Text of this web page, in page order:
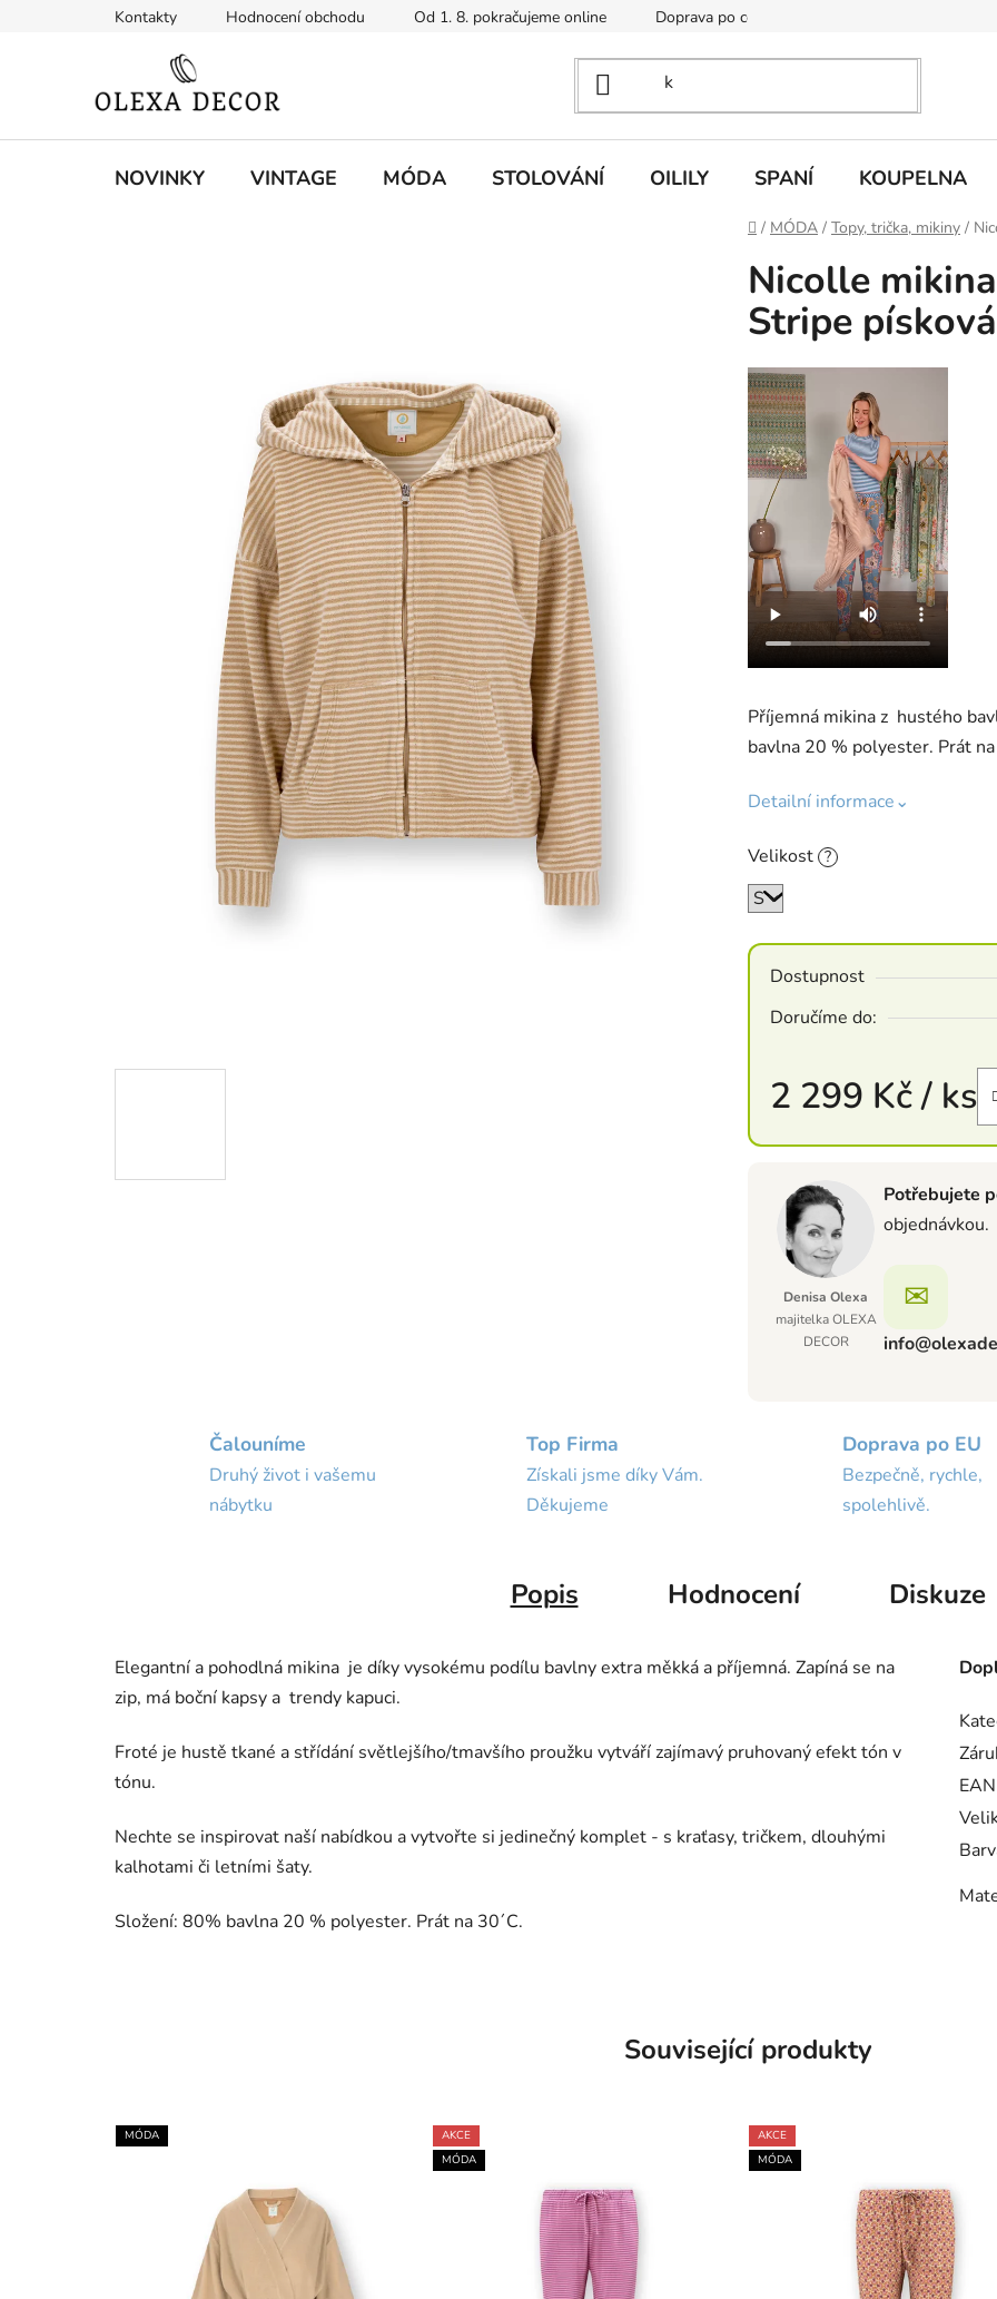
Kontakty Hodnocení obchodu Od 1. 8. pokračujeme online Doprava po celé EU
NOVINKY VINTAGE MÓDA STOLOVÁNÍ OILILY SPANÍ KOUPELNA
Domů
/ MÓDA / Topy, trička, mikiny /
Nicolle
Stripe písková
Příjemná mikina z hustého
bavlna 20 % polyester. Prát
Detailní informace⌄
Velikost ?
Dostupnost
Doručíme do:
2 299 Kč/ ks
Denisa Olexa
majitelka OLEXA
DECOR
Potřebujete
objednávkou.
✉
Čalouníme
Druhý život i vašemu
nábytku
Top Firma
Získali jsme díky Vám.
Děkujeme
Doprava po EU
Bezpečně, rychle,
spolehlivě.
Popis Hodnocení Diskuze
Elegantní a pohodlná mikina je díky vysokému podílu bavlny extra měkká a příjemná. Zapíná se na
zip, má boční kapsy a trendy kapuci.
Froté je hustě tkané a střídání světlejšího/tmavšího proužku vytváří zajímavý pruhovaný efekt tón v
tónu.
Nechte se inspirovat naší nabídkou a vytvořte si jedinečný komplet - s kraťasy, tričkem, dlouhými
kalhotami či letními šaty.
Složení: 80% bavlna 20 % polyester. Prát na 30´C.
EAN
Související produkty
MÓDA
AKCE
MÓDA
AKCE
MÓDA